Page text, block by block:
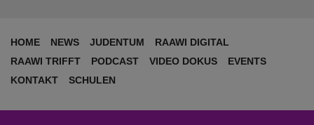
HOME NEWS JUDENTUM
RAAWI DIGITAL
RAAWI TRIFFT
PODCAST VIDEO DOKUS
EVENTS
KONTAKT
SCHULEN